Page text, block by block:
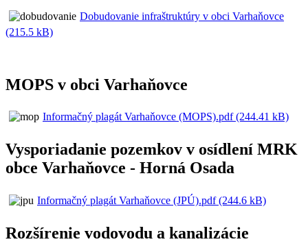
Dobudovanie infraštruktúry v obci Varhaňovce
(215.5 kB)
MOPS v obci Varhaňovce
Informačný plagát Varhaňovce (MOPS).pdf (244.41 kB)
Vysporiadanie pozemkov v osídlení MRK
obce Varhaňovce - Horná Osada
Informačný plagát Varhaňovce (JPÚ).pdf (244.6 kB)
Rozšírenie vodovodu a kanalizácie